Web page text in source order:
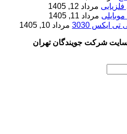
مرداد 12, 1405
مرداد 11, 1405
مرداد 10, 1405
شرکت جویندگان تهران